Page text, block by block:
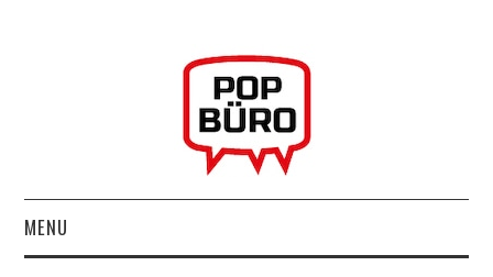
MENU